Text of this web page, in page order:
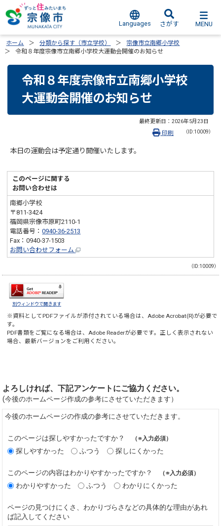
Languages さがす MENU
ホーム 分類から探す（市立学校）
宗像市立南郷小学校
令和８年度宗像市立南郷小学校大運動会開催のお知らせ
令和８年度宗像市立南郷小学校
大運動会開催のお知らせ
最終更新日： 2026年5月23日
（ID:10009）
印刷
本日の運動会は予定通り開催いたします。
このページに関する
お問い合わせは
南郷小学校
〒811-3424
福岡県宗像市原町2110-1
電話番号：0940-36-2513
Fax：0940-37-1503
お問い合わせフォーム
（ID:10009）
別ウィンドウで開きます
※資料としてPDFファイルが添付されている場合は、 Adobe Acrobat(R)が必要で
す。
PDF書類をご覧になる場合は、 Adobe Readerが必要です。正しく表示されない
場合、最新バージョンをご利用ください。